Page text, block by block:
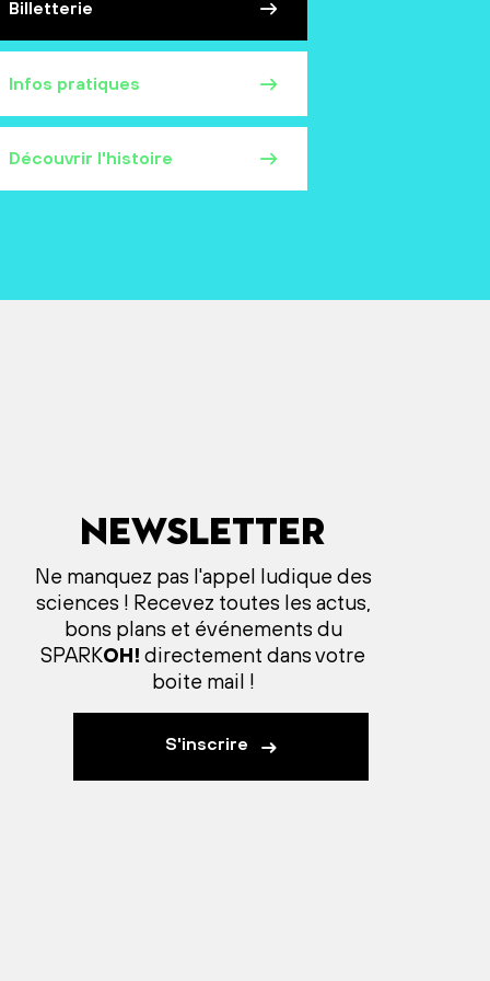
Billetterie
Infos pratiques
Découvrir l'histoire
Newsletter
Ne manquez pas l'appel ludique des
sciences ! Recevez toutes les actus,
bons plans et événements du
SPARKOH! directement dans votre
boite mail !
S'inscrire